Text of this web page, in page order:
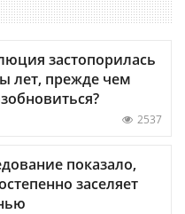
застопорилась
лет, прежде чем
2537
показало,
заселяет